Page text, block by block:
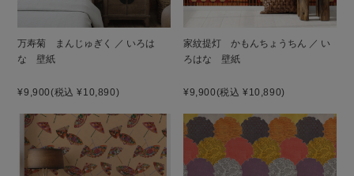
万寿菊 まんじゅぎく ／ いろは
な 壁紙
¥9,900(税込 ¥10,890)
家紋提灯 かもんちょうちん ／ い
ろはな 壁紙
¥9,900(税込 ¥10,890)